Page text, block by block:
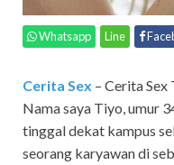
Whatsapp Line
Cerita Sex – Cerita
Nama saya Tiyo, umur
tinggal dekat kampus
seorang karyawan di